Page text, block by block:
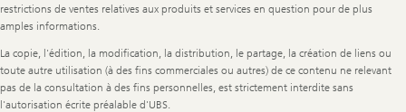
restrictions de ventes relatives aux produits et services en question pour de plus
amples informations.
La copie, l'édition, la modification, la distribution, le partage, la création de liens ou
toute autre utilisation (à des fins commerciales ou autres) de ce contenu ne relevant
pas de la consultation à des fins personnelles, est strictement interdite sans
l'autorisation écrite préalable d'UBS.